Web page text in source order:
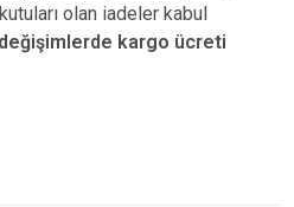
kutuları olan iadeler kabul
kargo ücreti